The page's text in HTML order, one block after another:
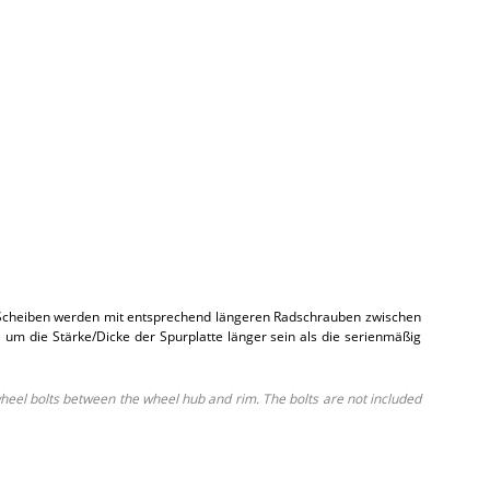
werden mit entsprechend längeren Radschrauben zwischen
die Stärke/Dicke der Spurplatte länger sein als die serienmäßig
bolts between the wheel hub and rim. The bolts are not included